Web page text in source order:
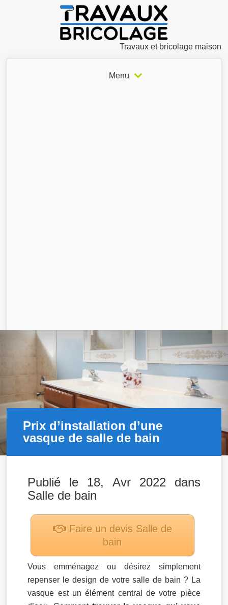
Travaux et bricolage maison
Menu
Prix d’installation d’une
vasque de salle de bain
Publié le 18, Avr 2022 dans
Salle de bain
Faire un devis Salle de
bain
Vous emménagez ou désirez simplement
repenser le design de votre salle de bain ? La
vasque est un élément central de votre pièce